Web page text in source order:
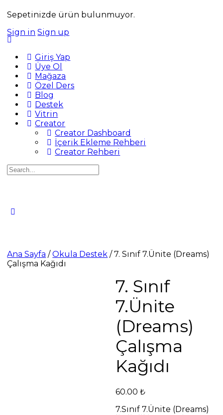
Sepetinizde ürün bulunmuyor.
Sign in Sign up
Giriş Yap
Üye Ol
Mağaza
Özel Ders
Blog
Destek
Vitrin
Creator
Creator Dashboard
İçerik Ekleme Rehberi
Creator Rehberi
Search
for:
Ana Sayfa /Okula Destek / 7. Sınıf 7.Ünite (Dreams)
Çalışma Kağıdı
7. Sınıf
7.Ünite
(Dreams)
Çalışma
Kağıdı
60.00₺
7.Sınıf 7.Ünite (Dreams)